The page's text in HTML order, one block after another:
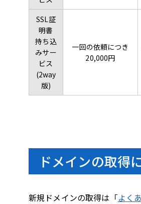
SSL証
明書
持ち込
みサー
ビス
(2way
版)
一回の依頼につき
20,000円
ドメインの取得
新規ドメインの取得は「よく